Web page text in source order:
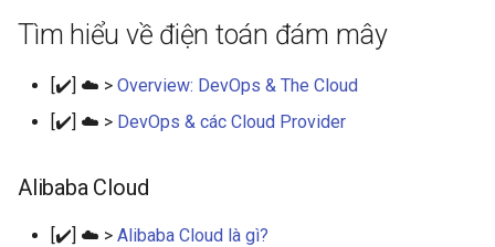
Tìm hiểu về điện toán đám mây
[✔️] ☁️ > Overview: DevOps & The Cloud
[✔️] ☁️ > DevOps & các Cloud Provider
Alibaba Cloud
[✔️] ☁️ > Alibaba Cloud là gì?